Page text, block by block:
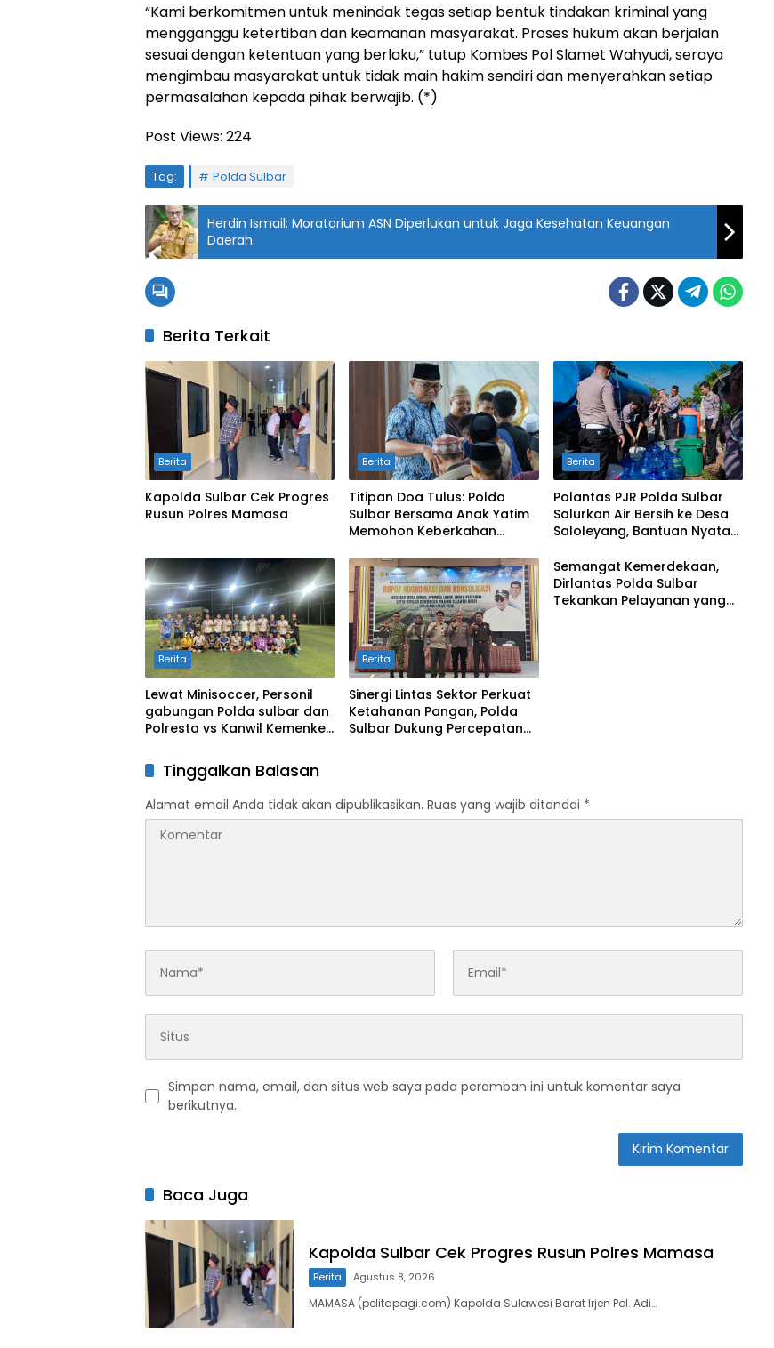
“Kami berkomitmen untuk menindak tegas setiap bentuk tindakan kriminal yang
mengganggu ketertiban dan keamanan masyarakat. Proses hukum akan berjalan
sesuai dengan ketentuan yang berlaku,” tutup Kombes Pol Slamet Wahyudi, seraya
mengimbau masyarakat untuk tidak main hakim sendiri dan menyerahkan setiap
permasalahan kepada pihak berwajib. (*)
Post Views: 224
Tag: Polda Sulbar
Herdin Ismail: Moratorium ASN Diperlukan untuk Jaga Kesehatan Keuangan
Daerah
Berita Terkait
Berita
Kapolda Sulbar Cek Progres
Berita
Titipan Doa Tulus: Polda
Sulbar Bersama Anak Yatim
Memohon Keberkahan
Berita
Polantas PJR Polda Sulbar
Salurkan Air Bersih ke Desa
Saloleyang, Bantuan Nyata
Berita
Lewat Minisoccer, Personil
gabungan Polda sulbar dan
Polresta vs Kanwil Kemenkeu
Persaudaraan
Berita
Sinergi Lintas Sektor Perkuat
Ketahanan Pangan, Polda
Sulbar Dukung Percepatan
Semangat Kemerdekaan,
Dirlantas Polda Sulbar
Tekankan Pelayanan yang
Tinggalkan Balasan
Alamat email Anda tidak akan dipublikasikan. Ruas yang wajib ditandai *
Simpan nama, email, dan situs web saya pada peramban ini untuk komentar saya
berikutnya.
Baca Juga
Kapolda Sulbar Cek Progres Rusun Polres Mamasa
Berita Agustus 8, 2026
MAMASA (pelitapagi.com) Kapolda Sulawesi Barat Irjen Pol. Adi…